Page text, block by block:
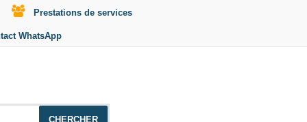
Prestations de services
WhatsApp